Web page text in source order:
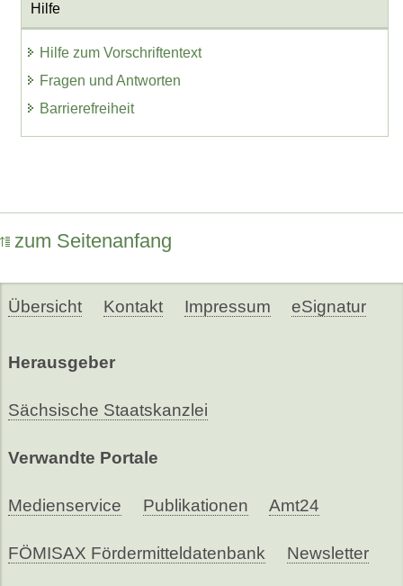
Hilfe
Hilfe zum Vorschriftentext
Fragen und Antworten
Barrierefreiheit
zum Seitenanfang
Übersicht Kontakt Impressum eSignatur
Herausgeber
Sächsische Staatskanzlei
Verwandte Portale
Medienservice Publikationen Amt24
FÖMISAX Fördermitteldatenbank Newsletter